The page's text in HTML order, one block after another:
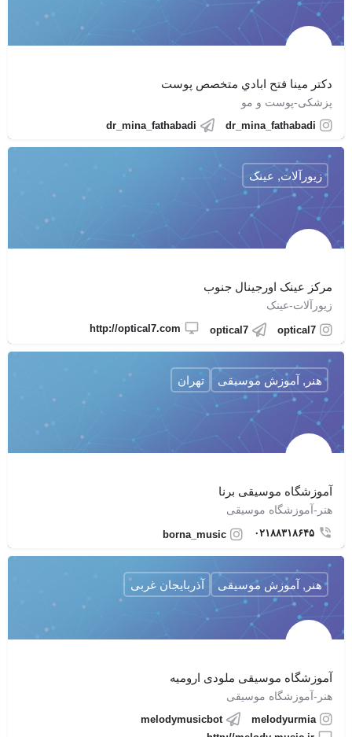
دكتر مينا فتح ابادي متخصص پوست
پزشکی-پوست و مو
dr_mina_fathabadi
dr_mina_fathabadi
مرکز عینک اورجینال جنوب
زیورآلات-عینک
optical7
optical7
http://optical7.com
زیورآلات, عینک
آموزشگاه موسیقی برنا
هنر-آموزشگاه موسیقی
۰۲۱۸۸۳۱۸۶۴۵ borna_music
هنر, آموزش موسیقی تهران
آموزشگاه موسیقی ملودی ارومیه
هنر-آموزشگاه موسیقی
melodyurmia
melodymusicbot
هنر, آموزش موسیقی آذربایجان غربی